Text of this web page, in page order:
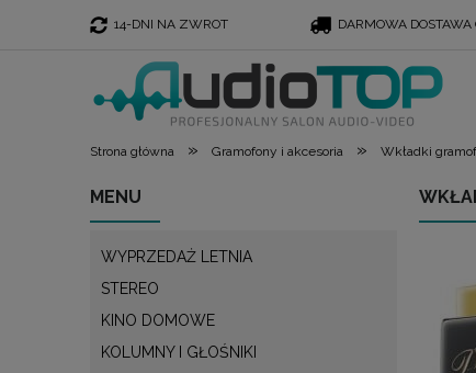
14-DNI NA ZWROT DARMOWA DOSTAWA
Strona główna » Gramofony i akcesoria » Wkładki
MENU
WYPRZEDAŻ LETNIA
STEREO
KINO DOMOWE
KOLUMNY I GŁOŚNIKI